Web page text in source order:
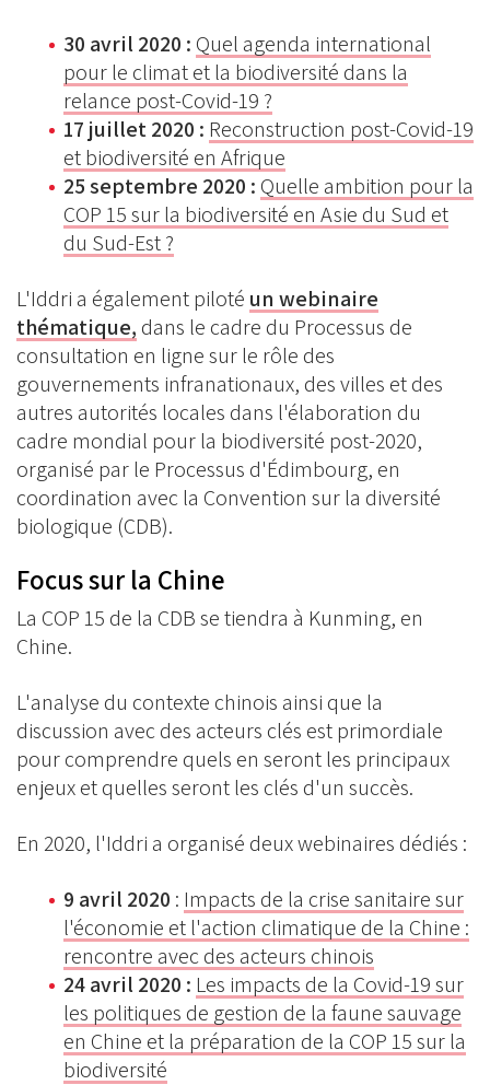
30 avril 2020 : Quel agenda international
pour le climat et la biodiversité dans la
relance post-Covid-19 ?
17 juillet 2020 : Reconstruction post-Covid-19
et biodiversité en Afrique
25 septembre 2020 : Quelle ambition pour la
COP 15 sur la biodiversité en Asie du Sud et
du Sud-Est ?
L'Iddri a également piloté un webinaire
thématique, dans le cadre du Processus de
consultation en ligne sur le rôle des
gouvernements infranationaux, des villes et des
autres autorités locales dans l'élaboration du
cadre mondial pour la biodiversité post-2020,
organisé par le Processus d'Édimbourg, en
coordination avec la Convention sur la diversité
biologique (CDB).
Focus sur la Chine
La COP 15 de la CDB se tiendra à Kunming, en
Chine.
L'analyse du contexte chinois ainsi que la
discussion avec des acteurs clés est primordiale
pour comprendre quels en seront les principaux
enjeux et quelles seront les clés d'un succès.
En 2020, l'Iddri a organisé deux webinaires dédiés :
9 avril 2020 : Impacts de la crise sanitaire sur
l'économie et l'action climatique de la Chine :
rencontre avec des acteurs chinois
24 avril 2020 : Les impacts de la Covid-19 sur
les politiques de gestion de la faune sauvage
en Chine et la préparation de la COP 15 sur la
biodiversité